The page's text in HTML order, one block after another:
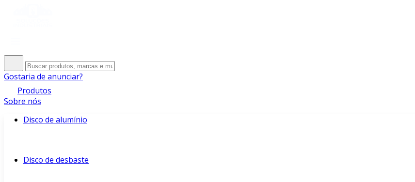
Gostaria de anunciar?
Produtos
Sobre nós
Disco de alumínio
Disco de desbaste